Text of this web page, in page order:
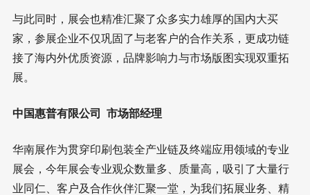
与此同时，展会也精准汇聚了众多实力雄厚的国内大买
家，参展企业不仅巩固了与老客户的合作关系，更成功链
接了海内外优质资源，品牌影响力与市场版图实现双重拓
展。
中国惠普有限公司 市场部经理
华南展作为贯穿印刷包装全产业链及终端应用领域的专业
展会，今年展会专业观众数量多、质量高，吸引了大量行
业同仁、客户及合作伙伴汇聚一堂，为我们拓展业务、精